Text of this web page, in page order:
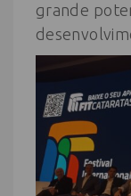
grande